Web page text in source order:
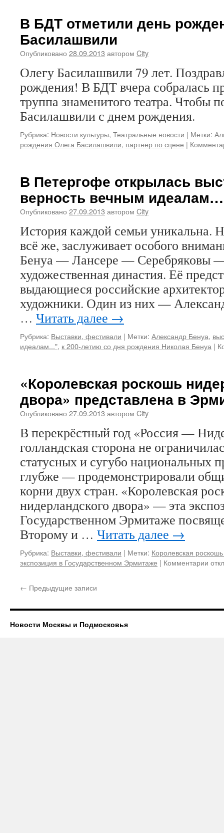
Pussy
В БДТ отметили день
Басилашвили
Опубликовано 28.09.2013 автором City
Олегу Басилашвили 79 лет.
рождения! В БДТ вчера собралась
труппа знаменитого театра. Чтобы
Басилашвили с днем рождения.
Рубрика: Новости культуры, Театральные новости | Метки:
рождения Олега Басилашвили, партнер по сцене |
В Петергофе открылась
верность вечным
Опубликовано 27.09.2013 автором City
История каждой семьи уникальна.
всё же, заслуживает особого
Бенуа — Лансере — Серебряковы
художественная династия. Её
выдающиеся российские
художники. Один из них —
… Читать далее →
Рубрика: Выставки, фестивали | Метки: Александр Бенуа,
идеалам...", к 200-летию со дня рождения Николая Бенуа |
«Королевская роскошь
двора» представлена в
Опубликовано 27.09.2013 автором City
В перекрёстный год «Россия —
голландская сторона не
статусных и сугубо национальных
глубже — продемонстрировали
корни двух стран. «Королевская
нидерландского двора» — эта
Государственном Эрмитаже
Второму и … Читать далее →
Рубрика: Выставки, фестивали | Метки: Королевская
экспозиция в Государственном Эрмитаже | Комментарии к
← Предыдущие записи
Новости Москвы и Подмосковья